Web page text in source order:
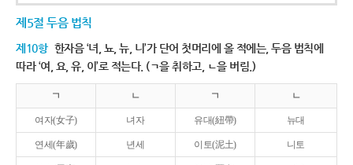
제5절 두음 법칙
제10항 한자음 ‘녀, 뇨, 뉴, 니’가 단어 첫머리에 올 적에는, 두음 법칙에
따라 ‘여, 요, 유, 이’로 적는다. (ㄱ을 취하고, ㄴ을 버림.)
ㄱ ㄴ ㄱ ㄴ
여자(女子) 녀자 유대(紐帶) 뉴대
연세(年歲) 년세 이토(泥土) 니토